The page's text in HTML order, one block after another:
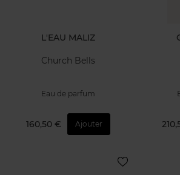
L'EAU MALIZ
Church Bells
Eau de parfum
160,50 € Ajouter